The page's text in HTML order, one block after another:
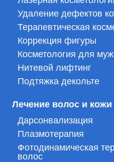
Удаление дефектов
Терапевтическая
Коррекция фигуры
Косметология для
Нитевой лифтинг
Подтяжка декольте
Лечение волос и
Дарсонвализация
Плазмотерапия
Фотодинамическая
волос